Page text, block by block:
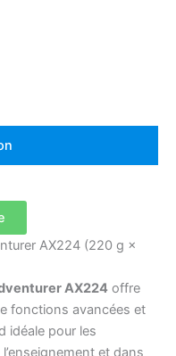
AX224 (220 g ×
AX224 offre
fonctions avancées et
idéale pour les
et dans